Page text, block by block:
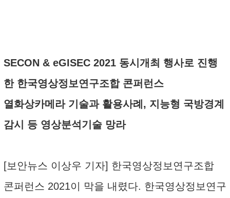
SECON & eGISEC 2021 동시개최 행사로 진행
한 한국영상정보연구조합 콘퍼런스
열화상카메라 기술과 활용사례, 지능형 국방경계
감시 등 영상분석기술 망라
[보안뉴스 이상우 기자] 한국영상정보연구조합
콘퍼런스 2021이 막을 내렸다. 한국영상정보연구